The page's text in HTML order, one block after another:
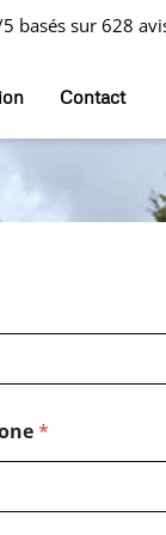
basés sur 628
Contact
*